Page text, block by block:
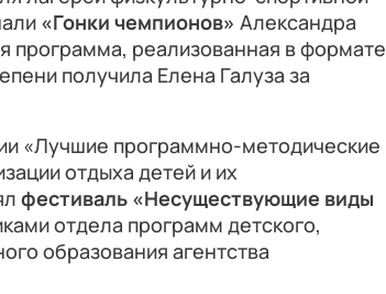
«Гонки чемпионов» Александра
программа, реализованная в формате
получила Елена Галуза за
«Лучшие программно-методические
отдыха детей и их
фестиваль «Несуществующие виды
отдела программ детского,
образования агентства